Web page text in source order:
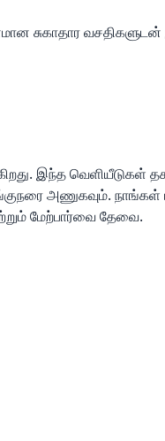
சுகாதார
இந்த
அணுகவும்.
மேற்பார்வை தேவை.